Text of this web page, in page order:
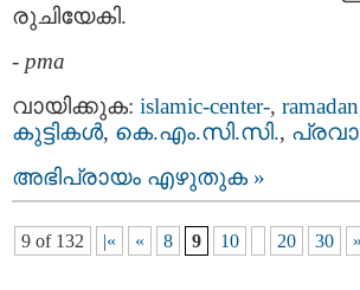
രുചിയേകി.
- pma
വായിക്കുക: islamic-center-, ramadan
കുട്ടികള്‍, കെ.എം.സി.സി.,
അഭിപ്രായം എഴുതുക »
9 of 132 |« « 8 9 10 20 30 »